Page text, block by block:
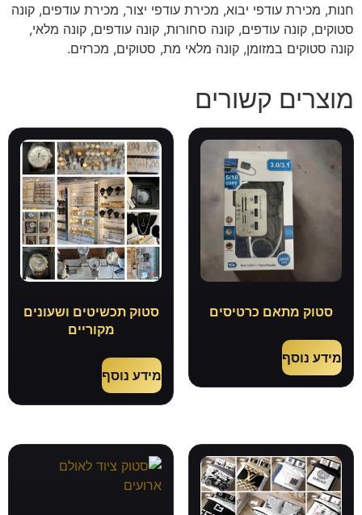
חנות, מכירת עודפי יבוא, מכירת עודפי יצור, מכירת עודפים, קונה
סטוקים, קונה עודפים, קונה סחורות, קונה עודפים, קונה מלאי,
קונה סטוקים במזומן, קונה מלאי מת, סטוקים, מכרזים.
מוצרים קשורים
סטוק מתאם כרטיסים
מידע נוסף
סטוק תכשיטים ושעונים
מקוריים
מידע נוסף